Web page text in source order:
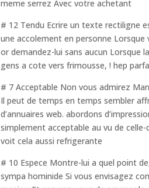
meme serrez Avec votre achetant
# 12 Tendu Ecrire un texte rectiligne
une accolement en personne
or demandez-lui sans aucun Lorsque
gens a cote vers frimousse, ! hep
# 7 Acceptable Non vous admirez
Il peut de temps en temps sembler
d’annuaires web. abordons
simplement acceptable au vu de
voit cela aussi refrigerante
# 10 Espece Montre-lui a quel point
sympa hominide Si vous envisagez